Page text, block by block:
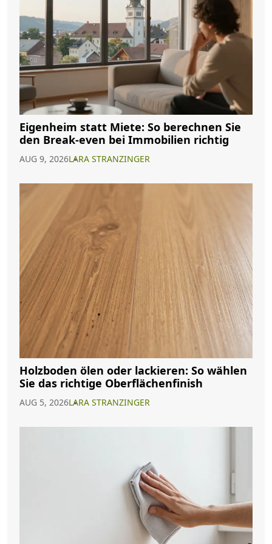
Eigenheim statt Miete: So berechnen Sie
den Break-even bei Immobilien richtig
AUG 9, 2026LARA STRANZINGER
Holzboden ölen oder lackieren: So wählen
Sie das richtige Oberflächenfinish
AUG 5, 2026LARA STRANZINGER